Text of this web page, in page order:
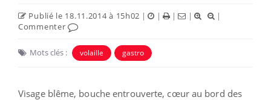
Publié le 18.11.2014 à 15h02 | | | |
|
Commenter
Mots clés : volaille gastro
Visage blême, bouche entrouverte, cœur au bord des